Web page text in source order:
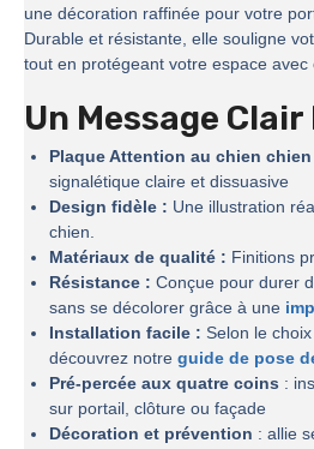
une décoration raffinée pour votre
Durable et résistante, elle souligne
tout en protégeant votre espace avec
Un Message
Plaque Attention au chien
signalétique claire et dissuasive
Design fidèle : Une illustration
chien.
Matériaux de qualité : Finitions
Résistance : Conçue pour durer
sans se décolorer grâce à une
Installation facile : Selon le
découvrez notre guide de pose
Pré-percée aux quatre coins :
sur portail, clôture ou façade
Décoration et prévention : allie